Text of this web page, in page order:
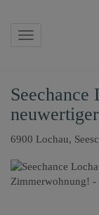
Navigation
6900 Lochau,